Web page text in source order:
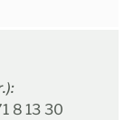
8 13 30